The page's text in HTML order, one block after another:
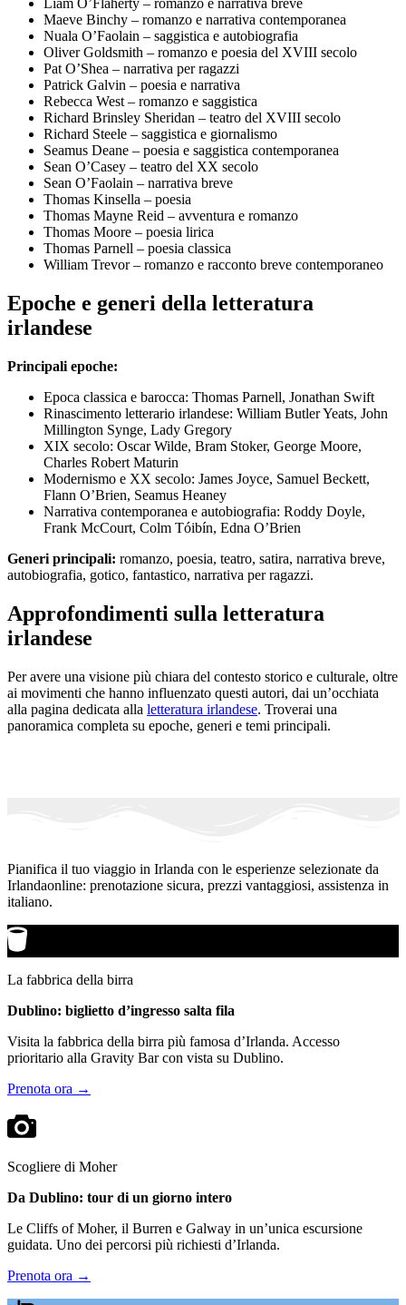
Liam O’Flaherty – romanzo e narrativa breve
Maeve Binchy – romanzo e narrativa contemporanea
Nuala O’Faolain – saggistica e autobiografia
Oliver Goldsmith – romanzo e poesia del XVIII secolo
Pat O’Shea – narrativa per ragazzi
Patrick Galvin – poesia e narrativa
Rebecca West – romanzo e saggistica
Richard Brinsley Sheridan – teatro del XVIII secolo
Richard Steele – saggistica e giornalismo
Seamus Deane – poesia e saggistica contemporanea
Sean O’Casey – teatro del XX secolo
Sean O’Faolain – narrativa breve
Thomas Kinsella – poesia
Thomas Mayne Reid – avventura e romanzo
Thomas Moore – poesia lirica
Thomas Parnell – poesia classica
William Trevor – romanzo e racconto breve contemporaneo
Epoche e generi della letteratura
irlandese
Principali epoche:
Epoca classica e barocca: Thomas Parnell, Jonathan Swift
Rinascimento letterario irlandese: William Butler Yeats, John
Millington Synge, Lady Gregory
XIX secolo: Oscar Wilde, Bram Stoker, George Moore,
Charles Robert Maturin
Modernismo e XX secolo: James Joyce, Samuel Beckett,
Flann O’Brien, Seamus Heaney
Narrativa contemporanea e autobiografia: Roddy Doyle,
Frank McCourt, Colm Tóibín, Edna O’Brien
Generi principali: romanzo, poesia, teatro, satira, narrativa breve,
autobiografia, gotico, fantastico, narrativa per ragazzi.
Approfondimenti sulla letteratura
irlandese
Per avere una visione più chiara del contesto storico e culturale, oltre
ai movimenti che hanno influenzato questi autori, dai un’occhiata
alla pagina dedicata alla letteratura irlandese. Troverai una
panoramica completa su epoche, generi e temi principali.
Pianifica il tuo viaggio in Irlanda con le esperienze selezionate da
Irlandaonline: prenotazione sicura, prezzi vantaggiosi, assistenza in
italiano.
La fabbrica della birra
Dublino: biglietto d’ingresso salta fila
Visita la fabbrica della birra più famosa d’Irlanda. Accesso
prioritario alla Gravity Bar con vista su Dublino.
Prenota ora →
Scogliere di Moher
Da Dublino: tour di un giorno intero
Le Cliffs of Moher, il Burren e Galway in un’unica escursione
guidata. Uno dei percorsi più richiesti d’Irlanda.
Prenota ora →